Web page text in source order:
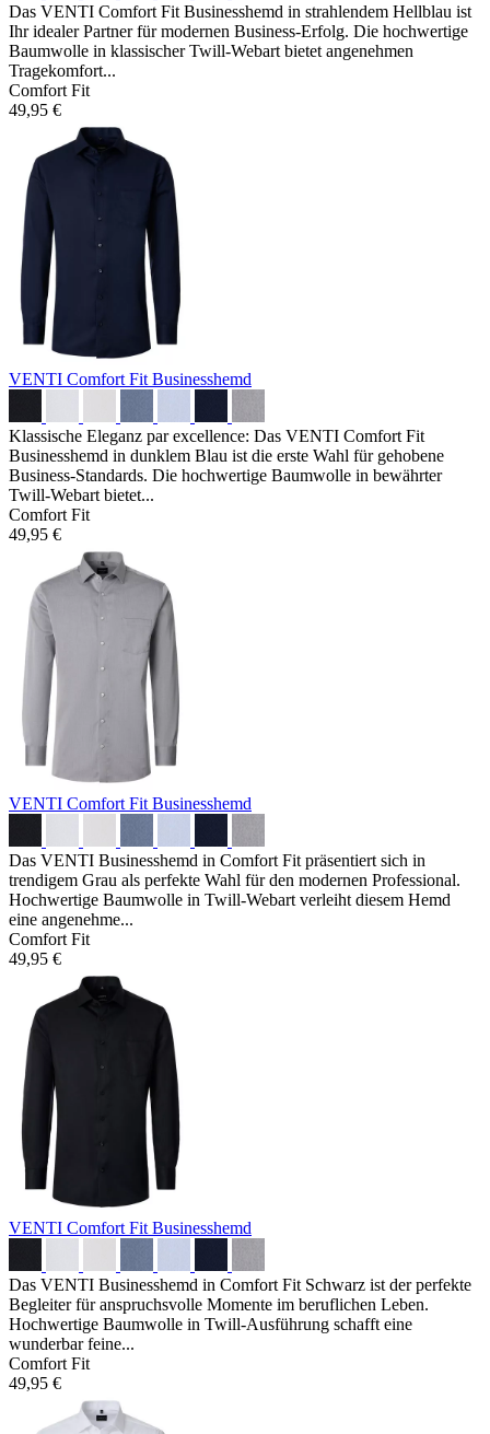
Das VENTI Comfort Fit Businesshemd in strahlendem Hellblau ist
Ihr idealer Partner für modernen Business-Erfolg. Die hochwertige
Baumwolle in klassischer Twill-Webart bietet angenehmen
Tragekomfort...
Comfort Fit
49,95 €
VENTI Comfort Fit Businesshemd
Klassische Eleganz par excellence: Das VENTI Comfort Fit
Businesshemd in dunklem Blau ist die erste Wahl für gehobene
Business-Standards. Die hochwertige Baumwolle in bewährter
Twill-Webart bietet...
Comfort Fit
49,95 €
VENTI Comfort Fit Businesshemd
Das VENTI Businesshemd in Comfort Fit präsentiert sich in
trendigem Grau als perfekte Wahl für den modernen Professional.
Hochwertige Baumwolle in Twill-Webart verleiht diesem Hemd
eine angenehme...
Comfort Fit
49,95 €
VENTI Comfort Fit Businesshemd
Das VENTI Businesshemd in Comfort Fit Schwarz ist der perfekte
Begleiter für anspruchsvolle Momente im beruflichen Leben.
Hochwertige Baumwolle in Twill-Ausführung schafft eine
wunderbar feine...
Comfort Fit
49,95 €